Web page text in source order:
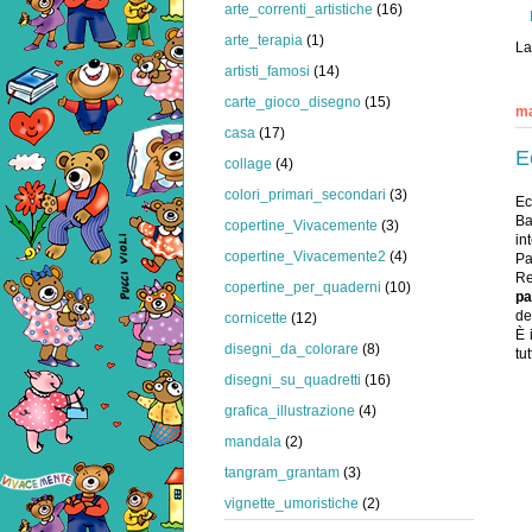
È
arte_correnti_artistiche (16)
arte_terapia (1)
artisti_famosi (14)
carte_gioco_disegno (15)
casa (17)
collage (4)
colori_primari_secondari (3)
copertine_Vivacemente (3)
copertine_Vivacemente2 (4)
copertine_per_quaderni (10)
cornicette (12)
disegni_da_colorare (8)
disegni_su_quadretti (16)
grafica_illustrazione (4)
mandala (2)
tangram_grantam (3)
vignette_umoristiche (2)